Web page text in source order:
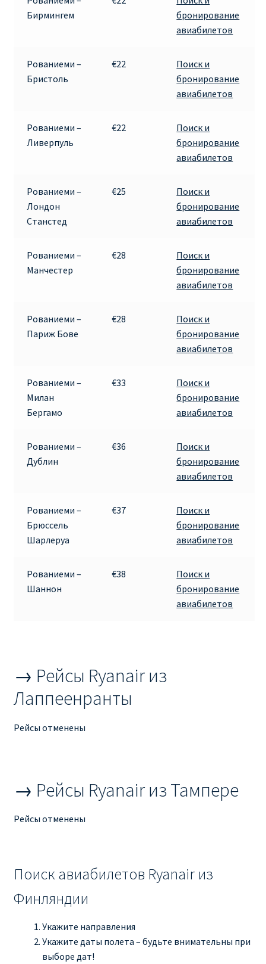
ПРАВИЛА RYANAIR В АЭРОПОРТУ И НА БОРТУ
ПРАВИЛА ПРОВОЗА БАГАЖА RYANAIR
ПУТЕШЕСТВИЕ С ДЕТЬМИ И МЛАДЕНЦАМИ
РЕГИСТРАЦИЯ НА РЕЙС И ДОКУМЕНТЫ ДЛЯ
ПУТЕШЕСТВИЯ РЕЙСАМИ RYANAIR
КАК НАЙТИ ДЕШЕВЫЙ БИЛЕТ
КУПИТЬ АВИАБИЛЕТЫ ДЕШЕВО
Париж
ПРИЛОЖЕНИЕ RYANAIR НА РУССКОМ
РАЙАНЭЙР НА РУССКОМ | КНФТФШК
Регистрация ребенка на рейс RYANAIR
Рождественские направления от € 9
Бирмингем
бронирование
авиабилетов
Рованиеми –
Бристоль
€22
Поиск и
бронирование
авиабилетов
Рованиеми –
Ливерпуль
€22
Поиск и
бронирование
авиабилетов
Рованиеми –
Лондон
Станстед
€25
Поиск и
бронирование
авиабилетов
Рованиеми –
Манчестер
€28
Поиск и
бронирование
авиабилетов
Рованиеми –
Париж Бове
€28
Поиск и
бронирование
авиабилетов
Рованиеми –
Милан
Бергамо
€33
Поиск и
бронирование
авиабилетов
Рованиеми –
Дублин
€36
Поиск и
бронирование
авиабилетов
Рованиеми –
Брюссель
Шарлеруа
€37
Поиск и
бронирование
авиабилетов
Рованиеми –
Шаннон
€38
Поиск и
бронирование
авиабилетов
→ Рейсы Ryanair из
Лаппеенранты
Рейсы отменены
→ Рейсы Ryanair из Тампере
Рейсы отменены
Поиск авиабилетов Ryanair из
Финляндии
Укажите направления
Укажите даты полета – будьте внимательны при
выборе дат!